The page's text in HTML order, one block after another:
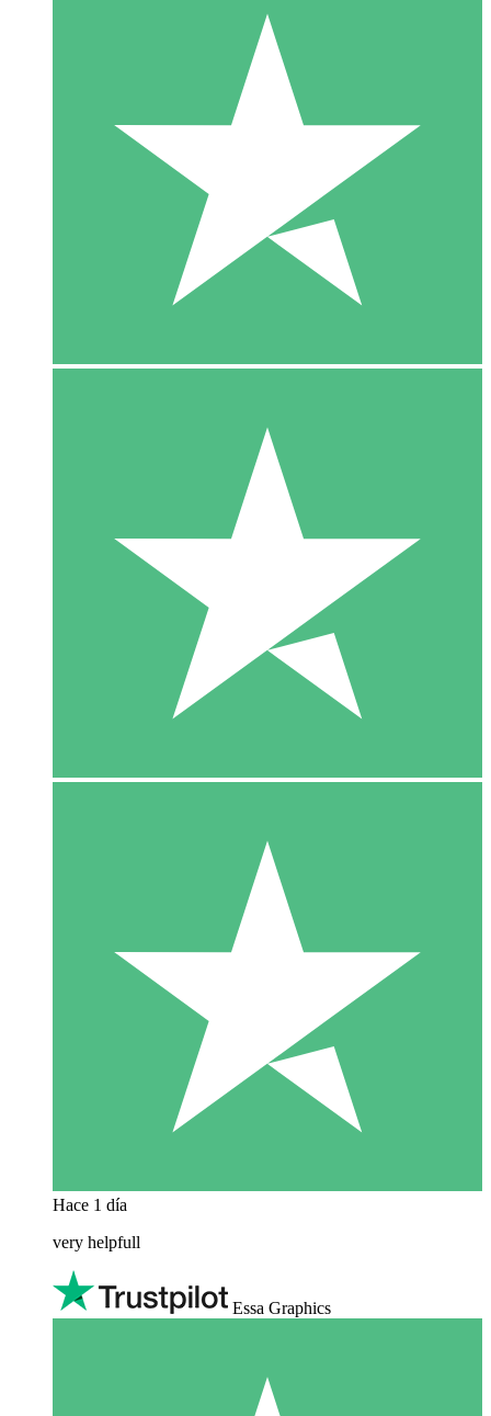
Hace 1 día
very helpfull
Essa Graphics